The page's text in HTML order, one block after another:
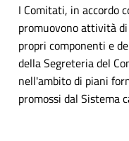
I Comitati, in accordo
promuovono attività
propri componenti e
della Segreteria del
nell'ambito di piani
promossi dal Sistema